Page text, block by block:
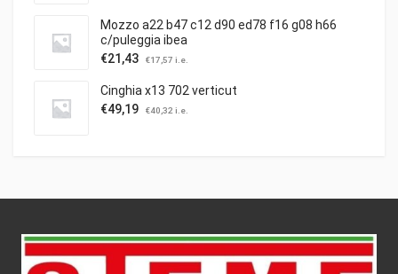
Mozzo a22 b47 c12 d90 ed78 f16 g08 h66
c/puleggia ibea
€21,43 €17,57 i.e.
Cinghia x13 702 verticut
€49,19 €40,32 i.e.